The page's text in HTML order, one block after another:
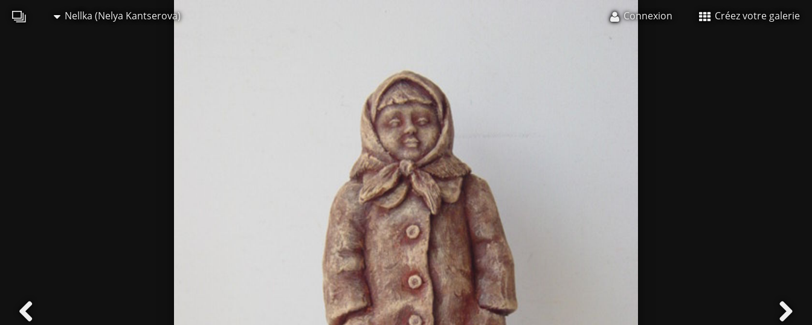
Nellka (Nelya Kantserova) Connexion Créez votre galerie